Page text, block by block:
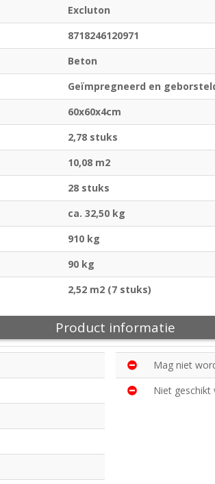
Excluton
8718246120971
Beton
Geïmpregneerd en
60x60x4cm
2,78 stuks
10,08 m2
28 stuks
ca. 32,50 kg
910 kg
90 kg
2,52 m2 (7 stuks)
Product informatie
Mag niet
Niet